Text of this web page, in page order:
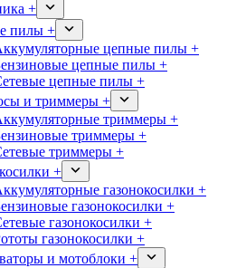
+
пилы +
цепные пилы +
цепные пилы +
цепные пилы +
и триммеры +
триммеры +
триммеры +
триммеры +
+
газонокосилки +
газонокосилки +
газонокосилки +
газонокосилки +
и мотоблоки +